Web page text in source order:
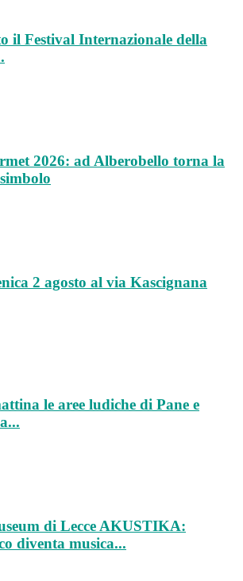
il Festival Internazionale della
2026: ad Alberobello torna la
2 agosto al via Kascignana
le aree ludiche di Pane e
di Lecce AKUSTIKA:
diventa musica...